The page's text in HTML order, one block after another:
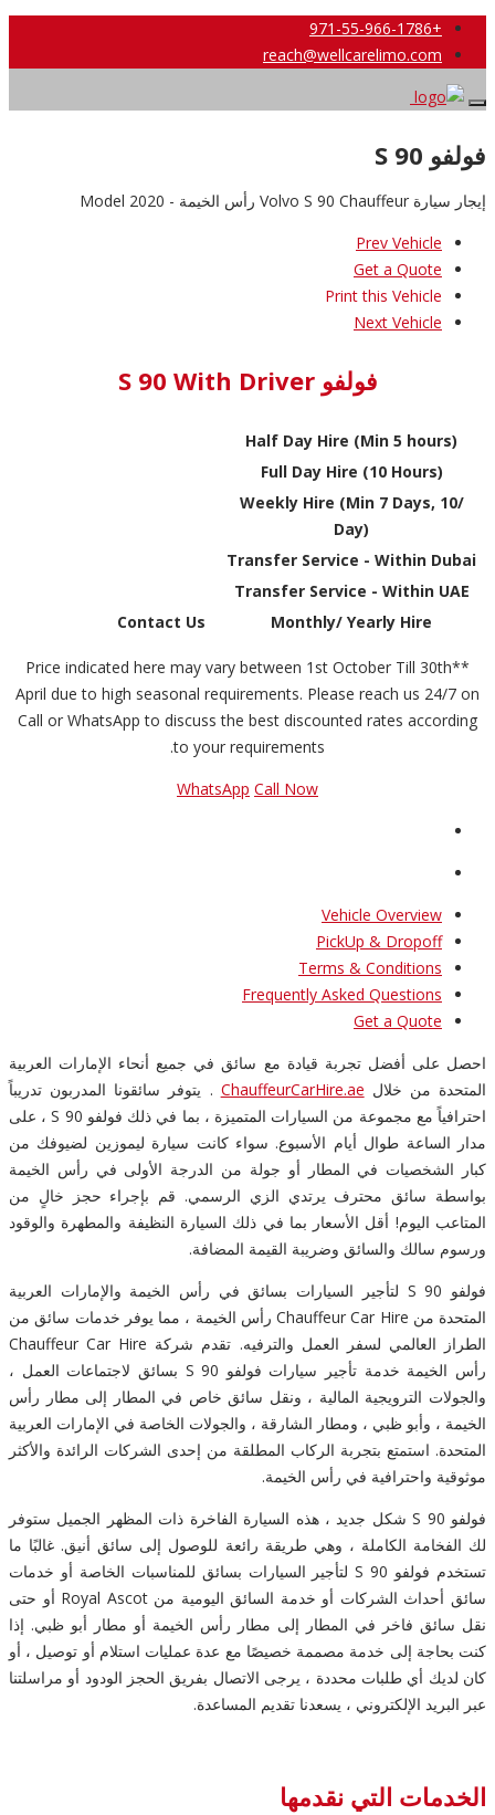
+971-55-966-1786
reach@wellcarelimo.com
فولفو S 90
إيجار سيارة Volvo S 90 Chauffeur رأس الخيمة - 2020 Model
Prev Vehicle
Get a Quote
Print this Vehicle
Next Vehicle
فولفو S 90 With Driver
Half Day Hire (Min 5 hours)
Full Day Hire (10 Hours)
Weekly Hire (Min 7 Days, 10/
Day)
Transfer Service - Within Dubai
Transfer Service - Within UAE
Monthly/ Yearly Hire
Contact Us
**Price indicated here may vary between 1st October Till 30th
April due to high seasonal requirements. Please reach us 24/7 on
Call or WhatsApp to discuss the best discounted rates according
to your requirements.
WhatsApp Call Now
Vehicle Overview
PickUp & Dropoff
Terms & Conditions
Frequently Asked Questions
Get a Quote
احصل على أفضل تجربة قيادة مع سائق في جميع أنحاء الإمارات العربية
المتحدة من خلال ChauffeurCarHire.ae . يتوفر سائقونا المدربون تدريباً
احترافياً مع مجموعة من السيارات المتميزة ، بما في ذلك فولفو S 90 ، على
مدار الساعة طوال أيام الأسبوع. سواء كانت سيارة ليموزين لضيوفك من
كبار الشخصيات في المطار أو جولة من الدرجة الأولى في رأس الخيمة
بواسطة سائق محترف يرتدي الزي الرسمي. قم بإجراء حجز خالٍ من
المتاعب اليوم! أقل الأسعار بما في ذلك السيارة النظيفة والمطهرة والوقود
ورسوم سالك والسائق وضريبة القيمة المضافة.
فولفو S 90 لتأجير السيارات بسائق في رأس الخيمة والإمارات العربية
المتحدة من Chauffeur Car Hire رأس الخيمة ، مما يوفر خدمات سائق من
الطراز العالمي لسفر العمل والترفيه. تقدم شركة Chauffeur Car Hire
رأس الخيمة خدمة تأجير سيارات فولفو S 90 بسائق لاجتماعات العمل ،
والجولات الترويجية المالية ، ونقل سائق خاص في المطار إلى مطار رأس
الخيمة ، وأبو ظبي ، ومطار الشارقة ، والجولات الخاصة في الإمارات العربية
المتحدة. استمتع بتجربة الركاب المطلقة من إحدى الشركات الرائدة والأكثر
موثوقية واحترافية في رأس الخيمة.
فولفو S 90 شكل جديد ، هذه السيارة الفاخرة ذات المظهر الجميل ستوفر
لك الفخامة الكاملة ، وهي طريقة رائعة للوصول إلى سائق أنيق. غالبًا ما
تستخدم فولفو S 90 لتأجير السيارات بسائق للمناسبات الخاصة أو خدمات
سائق أحداث الشركات أو خدمة السائق اليومية من Royal Ascot أو حتى
نقل سائق فاخر في المطار إلى مطار رأس الخيمة أو مطار أبو ظبي. إذا
كنت بحاجة إلى خدمة مصممة خصيصًا مع عدة عمليات استلام أو توصيل ، أو
كان لديك أي طلبات محددة ، يرجى الاتصال بفريق الحجز الودود أو مراسلتنا
عبر البريد الإلكتروني ، يسعدنا تقديم المساعدة.
الخدمات التي نقدمها